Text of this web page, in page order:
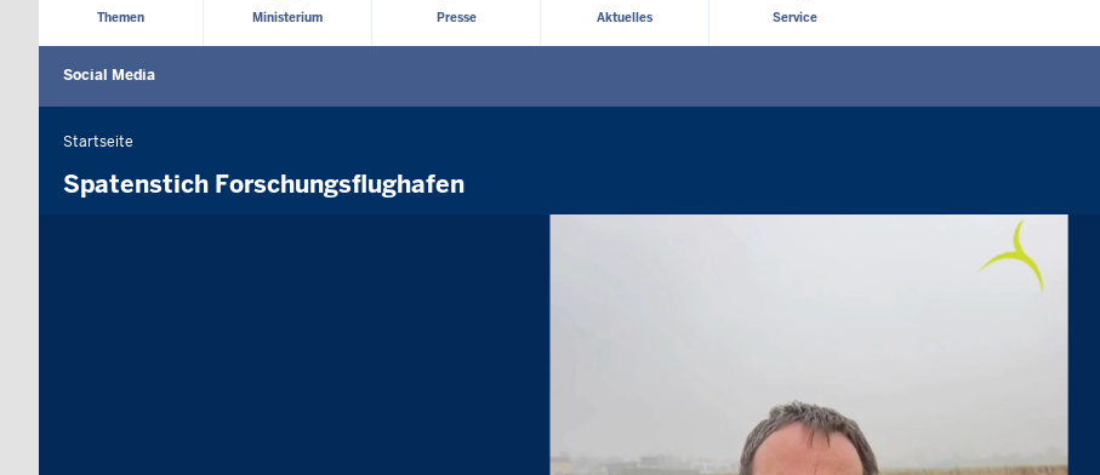
Themen Ministerium Presse Aktuelles Service
Social Media
Sie
befinden
sich
Startseite
Spatenstich Forschungsflughafen